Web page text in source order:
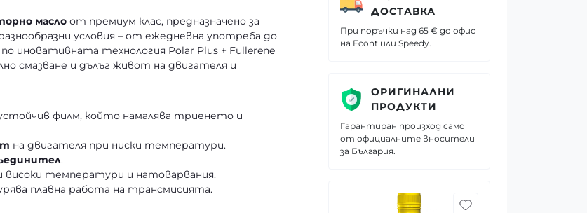
масло от премиум клас, предназначено за
условия – от ежедневна употреба до
иновативната технология Polar Plus + Fullerene
смазване и дълъг живот на двигателя и
филм, който намалява триенето и
на двигателя при ниски температури.
.
високи температури и натоварвания.
плавна работа на трансмисията.
ДОСТАВКА
При поръчки над 65 € до офис
на Econt или Speedy.
ОРИГИНАЛНИ
ПРОДУКТИ
Гарантиран произход само
от официалните вносители
за България.